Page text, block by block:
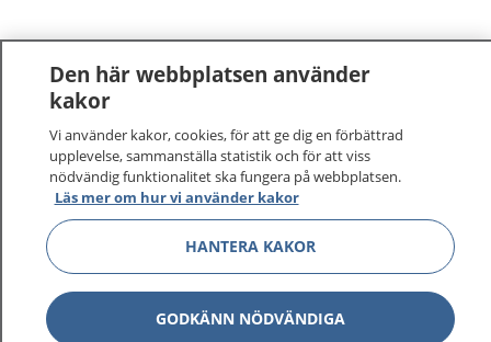
1177 –tryggt om din hälsa och vård
På 1177.se får du råd om hälsa och information om
sjukdomar och vilka mottagningar du kan kontakta.
Logga in för att läsa din journal och göra dina
vårdärenden. Ring telefonnummer 1177 för
sjukvårdsrådgivning dygnet runt.
1177 ger dig råd när du vill må bättre.
Den här webbplatsen använder
kakor
Vi använder kakor, cookies, för att ge dig en förbättrad
upplevelse, sammanställa statistik och för att viss
nödvändig funktionalitet ska fungera på webbplatsen.
Läs mer om hur vi använder kakor
HANTERA KAKOR
GODKÄNN NÖDVÄNDIGA